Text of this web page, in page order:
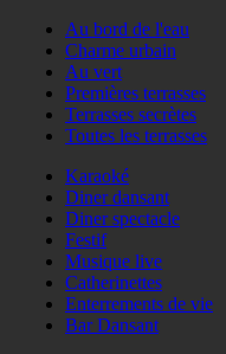
Au bord de l'eau
Charme urbain
Au vert
Premières terrasses
Terrasses secrètes
Toutes les terrasses
Karaoké
Diner dansant
Diner spectacle
Festif
Musique live
Catherinettes
Enterrements de vie
Bar Dansant